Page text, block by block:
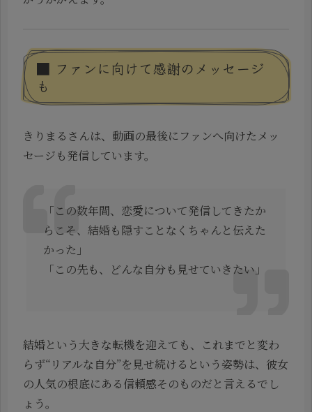
■ ファンに向けて感謝のメッセージ
も
きりまるさんは、動画の最後にファンへ向けたメッ
セージも発信しています。
「この数年間、恋愛について発信してきたか
らこそ、結婚も隠すことなくちゃんと伝えた
かった」
「この先も、どんな自分も見せていきたい」
結婚という大きな転機を迎えても、これまでと変わ
らず“リアルな自分”を見せ続けるという姿勢は、彼女
の人気の根底にある信頼感そのものだと言えるでし
ょう。